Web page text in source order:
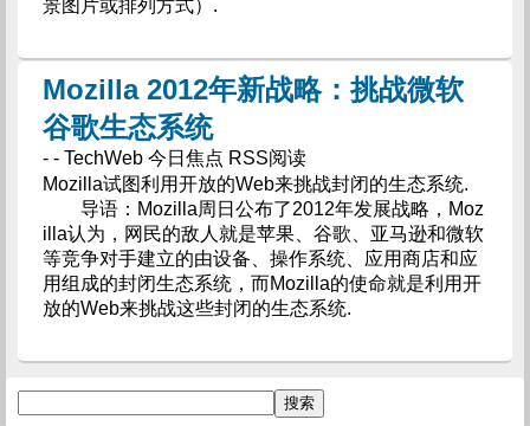
景图片或排列方式）.
Mozilla 2012年新战略：挑战微软
谷歌生态系统
- - TechWeb 今日焦点 RSS阅读
Mozilla试图利用开放的Web来挑战封闭的生态系统.
导语：Mozilla周日公布了2012年发展战略，Moz
illa认为，网民的敌人就是苹果、谷歌、亚马逊和微软
等竞争对手建立的由设备、操作系统、应用商店和应
用组成的封闭生态系统，而Mozilla的使命就是利用开
放的Web来挑战这些封闭的生态系统.